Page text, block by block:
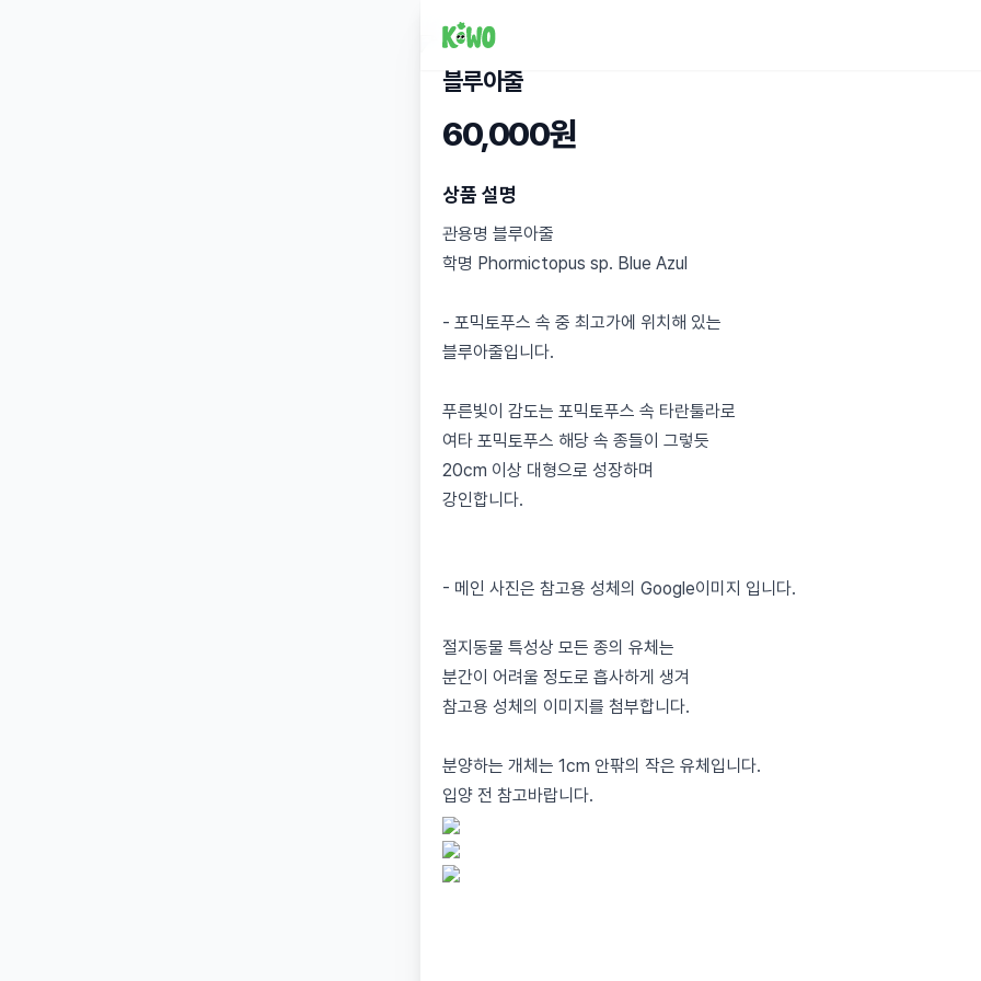
블루아줄
60,000원
상품 설명
관용명 블루아줄
학명 Phormictopus sp. Blue Azul
- 포믹토푸스 속 중 최고가에 위치해 있는
블루아줄입니다.
푸른빛이 감도는 포믹토푸스 속 타란툴라로
여타 포믹토푸스 해당 속 종들이 그렇듯
20cm 이상 대형으로 성장하며
강인합니다.
- 메인 사진은 참고용 성체의 Google이미지 입니다.
절지동물 특성상 모든 종의 유체는
분간이 어려울 정도로 흡사하게 생겨
참고용 성체의 이미지를 첨부합니다.
분양하는 개체는 1cm 안팎의 작은 유체입니다.
입양 전 참고바랍니다.